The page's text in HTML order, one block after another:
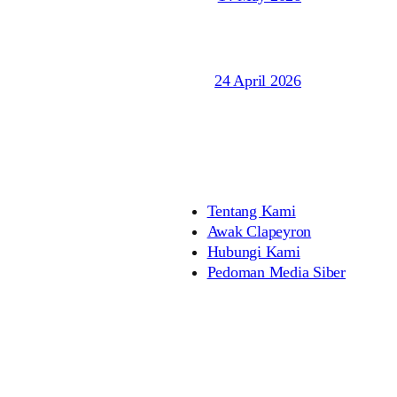
24 April 2026
Tentang Kami
Awak Clapeyron
Hubungi Kami
Pedoman Media Siber